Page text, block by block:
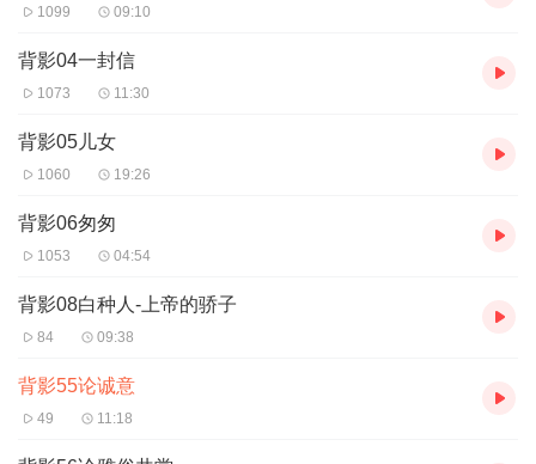
1099 09:10
背影04一封信
1073 11:30
背影05儿女
1060 19:26
背影06匆匆
1053 04:54
背影08白种人-上帝的骄子
84 09:38
背影55论诚意
49 11:18